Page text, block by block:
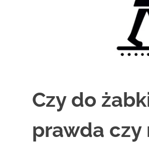
Czy do
prawda czy